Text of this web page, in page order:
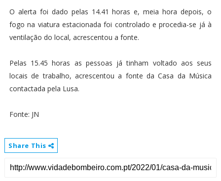
O alerta foi dado pelas 14.41 horas e, meia hora depois, o
fogo na viatura estacionada foi controlado e procedia-se já à
ventilação do local, acrescentou a fonte.
Pelas 15.45 horas as pessoas já tinham voltado aos seus
locais de trabalho, acrescentou a fonte da Casa da Música
contactada pela Lusa.
Fonte: JN
Share This